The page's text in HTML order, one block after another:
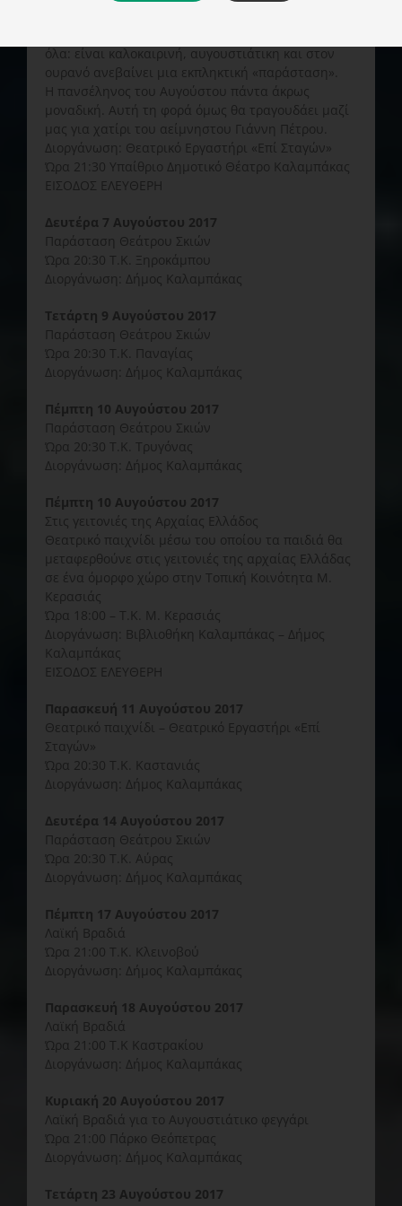
όλα: είναι καλοκαιρινή, αυγουστιάτικη και στον
ουρανό ανεβαίνει μια εκπληκτική «παράσταση».
Η πανσέληνος του Αυγούστου πάντα άκρως
μοναδική. Αυτή τη φορά όμως θα τραγουδάει μαζί
μας για χατίρι του αείμνηστου Γιάννη Πέτρου.
Διοργάνωση: Θεατρικό Εργαστήρι «Επί Σταγών»
Ώρα 21:30 Υπαίθριο Δημοτικό Θέατρο Καλαμπάκας
ΕΙΣΟΔΟΣ ΕΛΕΥΘΕΡΗ
Δευτέρα 7 Αυγούστου 2017
Παράσταση Θεάτρου Σκιών
Ώρα 20:30 Τ.Κ. Ξηροκάμπου
Διοργάνωση: Δήμος Καλαμπάκας
Τετάρτη 9 Αυγούστου 2017
Παράσταση Θεάτρου Σκιών
Ώρα 20:30 Τ.Κ. Παναγίας
Διοργάνωση: Δήμος Καλαμπάκας
Πέμπτη 10 Αυγούστου 2017
Παράσταση Θεάτρου Σκιών
Ώρα 20:30 Τ.Κ. Τρυγόνας
Διοργάνωση: Δήμος Καλαμπάκας
Πέμπτη 10 Αυγούστου 2017
Στις γειτονιές της Αρχαίας Ελλάδος
Θεατρικό παιχνίδι μέσω του οποίου τα παιδιά θα
μεταφερθούνε στις γειτονιές της αρχαίας Ελλάδας
σε ένα όμορφο χώρο στην Τοπική Κοινότητα Μ.
Κερασιάς
Ώρα 18:00 – Τ.Κ. Μ. Κερασιάς
Διοργάνωση: Βιβλιοθήκη Καλαμπάκας – Δήμος
Καλαμπάκας
ΕΙΣΟΔΟΣ ΕΛΕΥΘΕΡΗ
Παρασκευή 11 Αυγούστου 2017
Θεατρικό παιχνίδι – Θεατρικό Εργαστήρι «Επί
Σταγών»
Ώρα 20:30 Τ.Κ. Καστανιάς
Διοργάνωση: Δήμος Καλαμπάκας
Δευτέρα 14 Αυγούστου 2017
Παράσταση Θεάτρου Σκιών
Ώρα 20:30 Τ.Κ. Αύρας
Διοργάνωση: Δήμος Καλαμπάκας
Πέμπτη 17 Αυγούστου 2017
Λαϊκή Βραδιά
Ώρα 21:00 Τ.Κ. Κλεινοβού
Διοργάνωση: Δήμος Καλαμπάκας
Παρασκευή 18 Αυγούστου 2017
Λαϊκή Βραδιά
Ώρα 21:00 Τ.Κ Καστρακίου
Διοργάνωση: Δήμος Καλαμπάκας
Κυριακή 20 Αυγούστου 2017
Λαϊκή Βραδιά για το Αυγουστιάτικο φεγγάρι
Ώρα 21:00 Πάρκο Θεόπετρας
Διοργάνωση: Δήμος Καλαμπάκας
Τετάρτη 23 Αυγούστου 2017